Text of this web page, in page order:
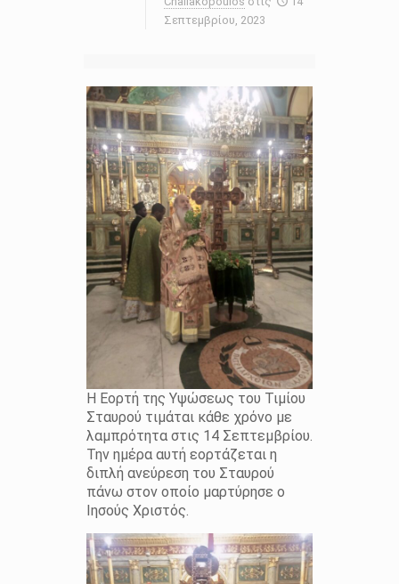
Σεπτεμβρίου, 2023
Η Εορτή της Υψώσεως του Τιμίου
Σταυρού τιμάται κάθε χρόνο με
λαμπρότητα στις 14 Σεπτεμβρίου.
Την ημέρα αυτή εορτάζεται η
διπλή ανεύρεση του Σταυρού
πάνω στον οποίο μαρτύρησε ο
Ιησούς Χριστός.